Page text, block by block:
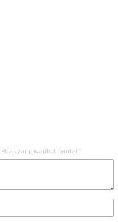
Ruas yang wajib ditandai *